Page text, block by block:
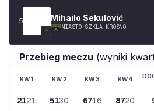
5 Mihailo Sekulović
MIASTO SZKŁA KROSNO
Przebieg meczu (wyniki
KW1 KW 2 KW3 KW4
2121 5130 6716 8720